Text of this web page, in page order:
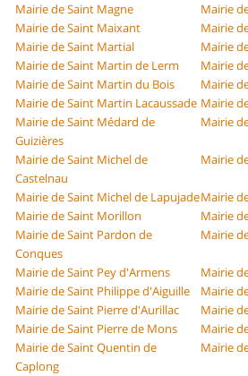
Mairie de Saint Magne
Mairie
Mairie de Saint Maixant
Mairie
Mairie de Saint Martial
Mairie
Mairie de Saint Martin de Lerm
Mairie
Mairie de Saint Martin du Bois
Mairie
Mairie de Saint Martin Lacaussade Mairie
Mairie de Saint Médard de
Guizières
Mairie
Mairie de Saint Michel de
Castelnau
Mairie
Mairie de Saint Michel de LapujadeMairie
Mairie de Saint Morillon
Mairie
Mairie de Saint Pardon de
Conques
Mairie
Mairie de Saint Pey d'Armens
Mairie
Mairie de Saint Philippe d'Aiguille
Mairie
Mairie de Saint Pierre d'Aurillac
Mairie
Mairie de Saint Pierre de Mons
Mairie
Mairie de Saint Quentin de
Caplong
Mairie